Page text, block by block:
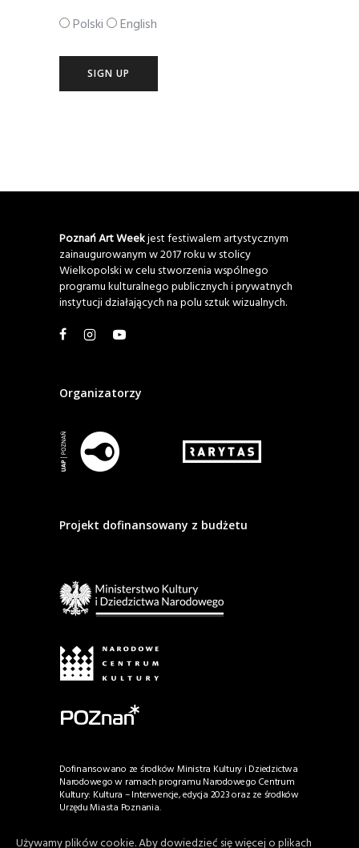
Polski English
Poznań Art Weekjest festiwalem artystycznym
zainaugurowanym w 2017 roku w stolicy
Wielkopolski w celu stworzenia wspólnego
programu kulturalnego publicznych i prywatnych
instytucji działających na polu sztuk wizualnych.
Organizatorzy
Projekt dofinansowany z budżetu
Dofinansowano ze środków Ministra Kultury i Dziedzictwa
Narodowego w ramach programu Narodowego Centrum
Kultury: Kultura – Interwencje, edycja 2023 oraz ze środków
Urzędu Miasta Poznania.
Używamy plików cookie. Aby dowiedzieć się więcej o plikach